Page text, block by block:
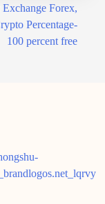
Exchange Forex,
Percentage-
100 percent free